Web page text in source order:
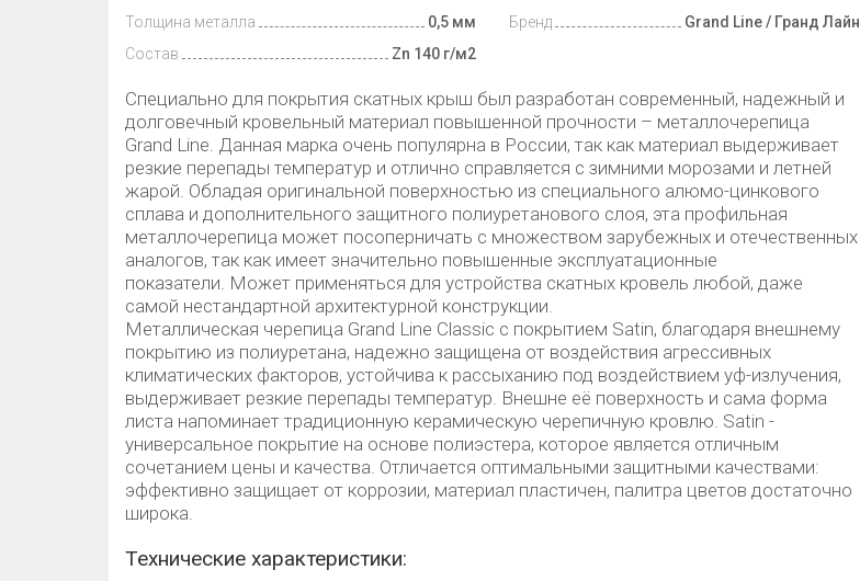
Толщина металла
0,5 мм
Состав
Zn 140 г/м2
Бренд
Grand Line / Гранд Лайн
Специально для покрытия скатных крыш был разработан современный, надежный и
долговечный кровельный материал повышенной прочности – металлочерепица
Grand Line. Данная марка очень популярна в России, так как материал выдерживает
резкие перепады температур и отлично справляется с зимними морозами и летней
жарой. Обладая оригинальной поверхностью из специального алюмо-цинкового
сплава и дополнительного защитного полиуретанового слоя, эта профильная
металлочерепица может посоперничать с множеством зарубежных и отечественных
аналогов, так как имеет значительно повышенные эксплуатационные
показатели. Может применяться для устройства скатных кровель любой, даже
самой нестандартной архитектурной конструкции.
Металлическая черепица Grand Line Classic с покрытием Satin, благодаря внешнему
покрытию из полиуретана, надежно защищена от воздействия агрессивных
климатических факторов, устойчива к рассыханию под воздействием уф-излучения,
выдерживает резкие перепады температур. Внешне её поверхность и сама форма
листа напоминает традиционную керамическую черепичную кровлю. Satin -
универсальное покрытие на основе полиэстера, которое является отличным
сочетанием цены и качества. Отличается оптимальными защитными качествами:
эффективно защищает от коррозии, материал пластичен, палитра цветов достаточно
широка.
Технические характеристики: